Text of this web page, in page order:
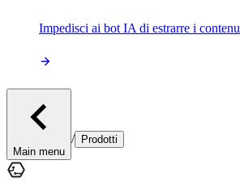
Impedisci ai bot IA di estrarre i
Main menu
/ Prodotti